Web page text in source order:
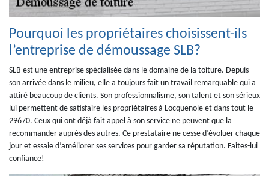
Pourquoi les propriétaires choisissent-ils
l’entreprise de démoussage SLB?
SLB est une entreprise spécialisée dans le domaine de la toiture. Depuis
son arrivée dans le milieu, elle a toujours fait un travail remarquable qui a
attiré beaucoup de clients. Son professionnalisme, son talent et son sérieux
lui permettent de satisfaire les propriétaires à Locquenole et dans tout le
29670. Ceux qui ont déjà fait appel à son service ne peuvent que la
recommander auprès des autres. Ce prestataire ne cesse d’évoluer chaque
jour et essaie d’améliorer ses services pour garder sa réputation. Faites-lui
confiance!